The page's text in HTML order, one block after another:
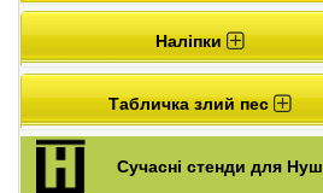
Наліпки
Табличка злий пес
Сучасні стенди для Нуш